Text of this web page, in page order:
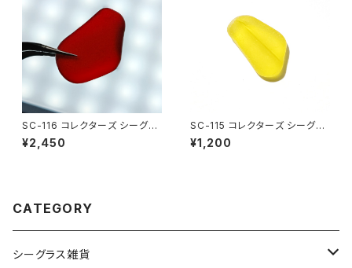
SC-116 コレクターズ シーグラ
ス（ワインレッド）
¥2,450
SC-115 コレクターズ シーグラ
ス (黄色)
¥1,200
CATEGORY
シーグラス雑貨